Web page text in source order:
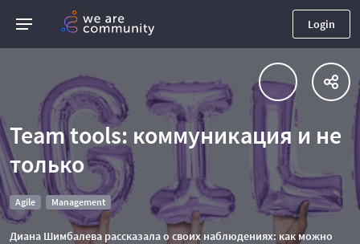
Login
Team tools: коммуникация и не
только
Agile Management
Диана Шимбалева рассказала о своих наблюдениях: как можно